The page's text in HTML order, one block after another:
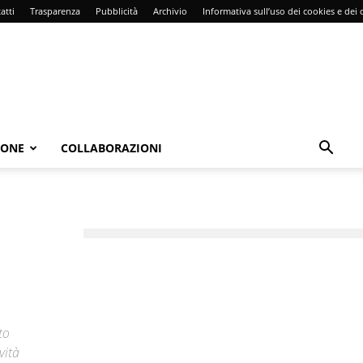
Trasparenza Pubblicità Archivio Informativa sull’uso dei cookies e dei
COLLABORAZIONI